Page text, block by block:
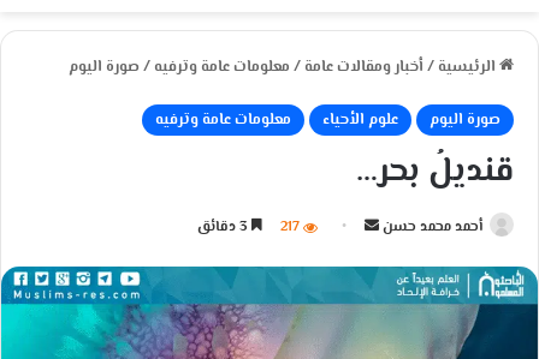
الرئيسية / أخبار ومقالات عامة / معلومات عامة وترفيه / صورة اليوم
صورة اليوم علوم الأحياء معلومات عامة وترفيه
قنديلُ بحر…
أحمد محمد حسن
س
ب
217